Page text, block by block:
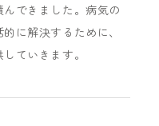
できました。病気の
に解決するために、
ていきます。